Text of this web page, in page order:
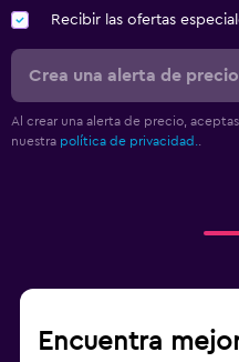
Recibir las ofertas
Crea una alerta de precio
Al crear una alerta de precio,
nuestra política de privacidad.
Encuentra